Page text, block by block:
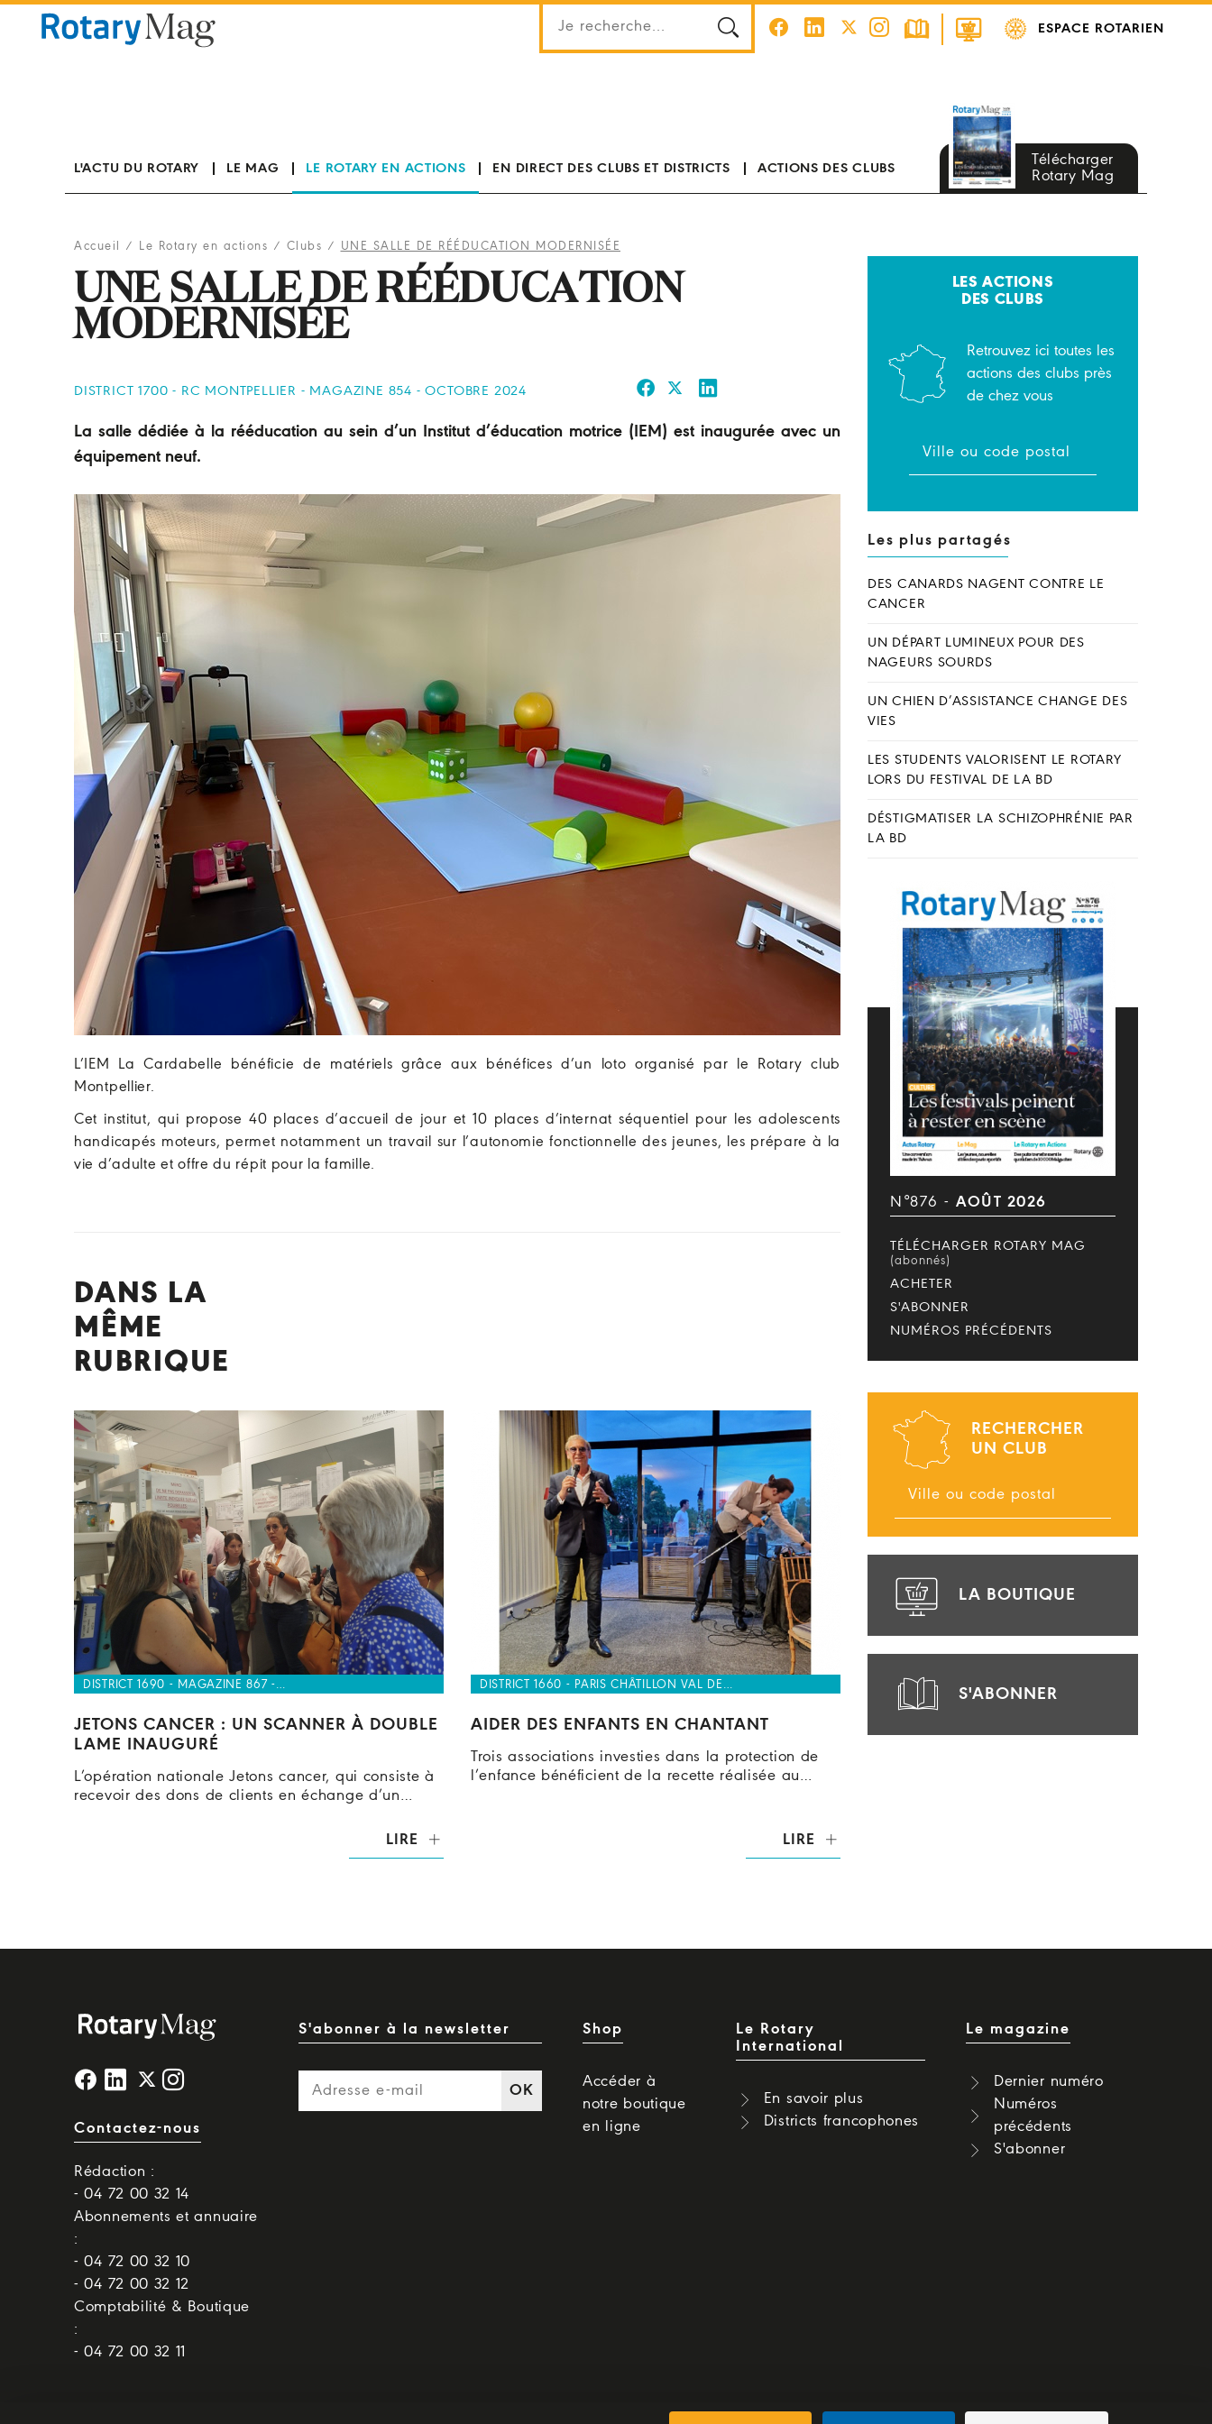
ESPACE ROTARIEN
L'ACTU DU ROTARY LE MAG LE ROTARY EN ACTIONS EN DIRECT DES CLUBS ET DISTRICTS ACTIONS DES CLUBS
Télécharger
Rotary Mag
Accueil / Le Rotary en actions / Clubs / UNE SALLE DE RÉÉDUCATION MODERNISÉE
UNE SALLE DE RÉÉDUCATION
MODERNISÉE
DISTRICT 1700 - RC MONTPELLIER - MAGAZINE 854 - OCTOBRE 2024
La salle dédiée à la rééducation au sein d’un Institut d’éducation motrice (IEM) est inaugurée avec un
équipement neuf.
L’IEM La Cardabelle bénéficie de matériels grâce aux bénéfices d’un loto organisé par le Rotary club
Montpellier.
Cet institut, qui propose 40 places d’accueil de jour et 10 places d’internat séquentiel pour les adolescents
handicapés moteurs, permet notamment un travail sur l’autonomie fonctionnelle des jeunes, les prépare à la
vie d’adulte et offre du répit pour la famille.
DANS LA
MÊME
RUBRIQUE
DISTRICT 1690 - MAGAZINE 867 -…
JETONS CANCER : UN SCANNER À DOUBLE
LAME INAUGURÉ
L’opération nationale Jetons cancer, qui consiste à
recevoir des dons de clients en échange d’un…
LIRE
DISTRICT 1660 - PARIS CHÂTILLON VAL DE…
AIDER DES ENFANTS EN CHANTANT
Trois associations investies dans la protection de
l’enfance bénéficient de la recette réalisée au…
LIRE
LES ACTIONS
DES CLUBS
Retrouvez ici toutes les
actions des clubs près
de chez vous
Les plus partagés
DES CANARDS NAGENT CONTRE LE
CANCER
UN DÉPART LUMINEUX POUR DES
NAGEURS SOURDS
UN CHIEN D’ASSISTANCE CHANGE DES
VIES
LES STUDENTS VALORISENT LE ROTARY
LORS DU FESTIVAL DE LA BD
DÉSTIGMATISER LA SCHIZOPHRÉNIE PAR
LA BD
N°876 - AOÛT 2026
TÉLÉCHARGER ROTARY MAG
(abonnés)
ACHETER
S'ABONNER
NUMÉROS PRÉCÉDENTS
RECHERCHER
UN CLUB
LA BOUTIQUE
S'ABONNER
Contactez-nous
Rédaction :
- 04 72 00 32 14
Abonnements et annuaire
:
- 04 72 00 32 10
- 04 72 00 32 12
Comptabilité & Boutique
:
- 04 72 00 32 11
S'abonner à la newsletter
OK
Shop
Accéder à
notre boutique
en ligne
Le Rotary
International
En savoir plus
Districts francophones
Le magazine
Dernier numéro
Numéros
précédents
S'abonner
Panneau de gestion des cookies